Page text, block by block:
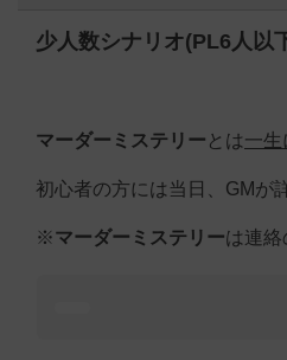
少人数シナリオ(PL6人以
マーダーミステリー とは一生
初心者の方には当日、GMが
※マーダーミステリーは連絡